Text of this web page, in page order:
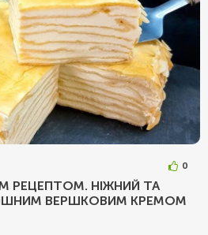
0
РЕЦЕПТОМ. НІЖНИЙ ТА
ВЕРШКОВИМ КРЕМОМ